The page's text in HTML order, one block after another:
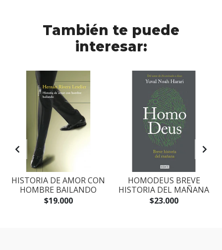
También te puede
interesar:
HISTORIA DE AMOR CON
HOMBRE BAILANDO
$19.000
HOMODEUS BREVE
HISTORIA DEL MAÑANA
$23.000